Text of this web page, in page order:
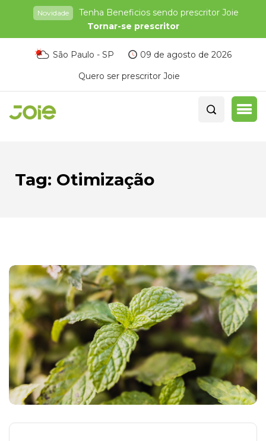
Novidade
Tenha Beneficios sendo prescritor Joie
Tornar-se prescritor
São Paulo - SP
09 de agosto de 2026
Quero ser prescritor Joie
Tag: Otimização